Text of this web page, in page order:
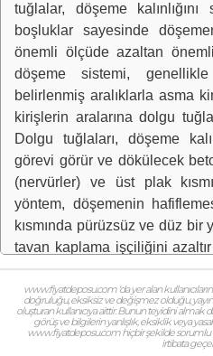
tuğlalar, döşeme
boşluklar sayesinde
önemli ölçüde azaltan
döşeme sistemi,
belirlenmiş aralıklarla asma
kirişlerin aralarına dolgu
Dolgu tuğlaları, döşeme
görevi görür ve dökülecek
(nervürler) ve üst plak
yöntem, döşemenin
kısmında pürüzsüz ve düz bir
tavan kaplama işçiliğini
tuğlaların içindeki boşluklu
bir miktar ısı ve ses yalıtımı
arası ses ve ısı geçişini bir
yardımcı olur. Sistemin
www.fiyatdeposu.com ‘da yer alan
doğruluğu, eksiksiz ve değişmez olduğu,
oluşturan kullanıcıya aittir. Bunun teyidini almak
görüş ve bilgilerin yanlışlık, eksiklik veya
www.fiyatdeposu.com hiçbir şekilde sorumlu
irtibata